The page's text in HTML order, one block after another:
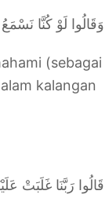
وَقَالُوا لَوْ كُنَّا
(sebagai
kalangan